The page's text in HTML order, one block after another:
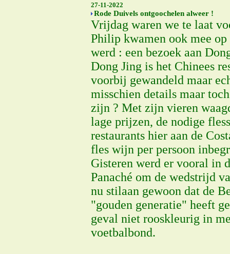
27-11-2022
Rode Duivels ontgoochelen alweer !
Vrijdag waren we te laat
Philip kwamen ook mee
werd : een bezoek aan
Dong Jing is het Chinees
voorbij gewandeld maar
misschien details maar
zijn ? Met zijn vieren
lage prijzen, de nodige
restaurants hier aan de
fles wijn per persoon
Gisteren werd er vooral in
Panaché om de wedstrijd
nu stilaan gewoon dat de
"gouden generatie" heeft
geval niet rooskleurig in
voetbalbond.